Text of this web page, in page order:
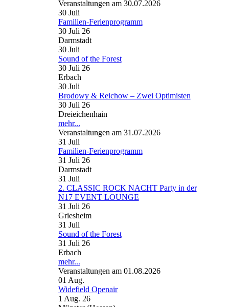
Veranstaltungen am 30.07.2026
30 Juli
Familien-Ferienprogramm
30 Juli 26
Darmstadt
30 Juli
Sound of the Forest
30 Juli 26
Erbach
30 Juli
Brodowy & Reichow – Zwei Optimisten
30 Juli 26
Dreieichenhain
mehr...
Veranstaltungen am 31.07.2026
31 Juli
Familien-Ferienprogramm
31 Juli 26
Darmstadt
31 Juli
2. CLASSIC ROCK NACHT Party in der
N17 EVENT LOUNGE
31 Juli 26
Griesheim
31 Juli
Sound of the Forest
31 Juli 26
Erbach
mehr...
Veranstaltungen am 01.08.2026
01 Aug.
Widefield Openair
1 Aug. 26